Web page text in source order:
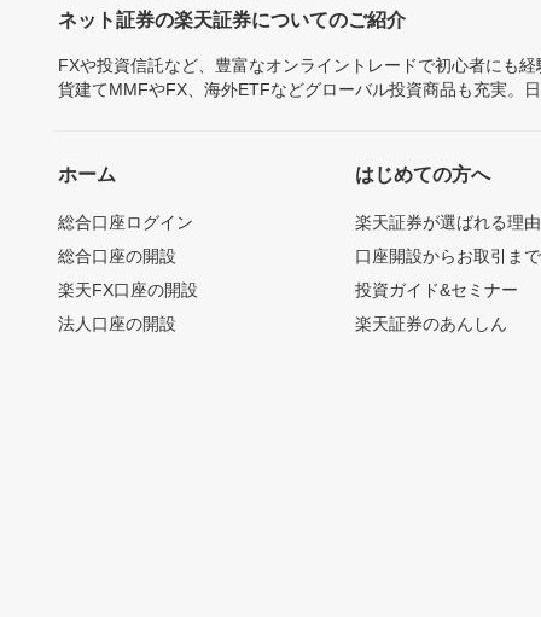
ネット証券の楽天証券についてのご紹介
FXや投資信託など、豊富なオンライントレードで初心者にも
貨建てMMFやFX、海外ETFなどグローバル投資商品も充実。
ホーム
総合口座ログイン
総合口座の開設
楽天FX口座の開設
法人口座の開設
はじめての方へ
楽天証券が選ばれる理由
口座開設からお取引ま
投資ガイド&セミナー
楽天証券のあんしん